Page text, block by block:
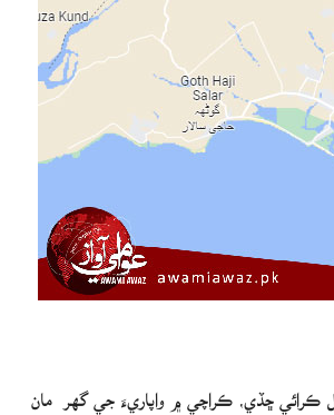
ڪرائي ڇڏي، ڪراچي ۾ واپاريءَ جي گهر مان